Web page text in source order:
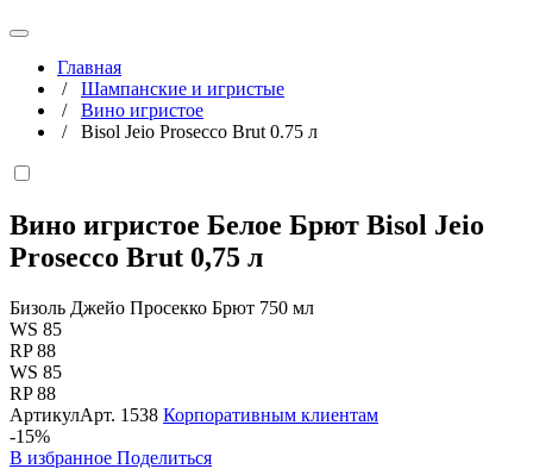
Главная
/ Шампанские и игристые
/ Вино игристое
/ Bisol Jeio Prosecco Brut 0.75 л
Вино игристое Белое Брют Bisol Jeio
Prosecco Brut 0,75 л
Бизоль Джейо Просекко Брют 750 мл
WS 85
RP 88
WS 85
RP 88
АртикулАрт. 1538 Корпоративным клиентам
-15%
В избранное Поделиться